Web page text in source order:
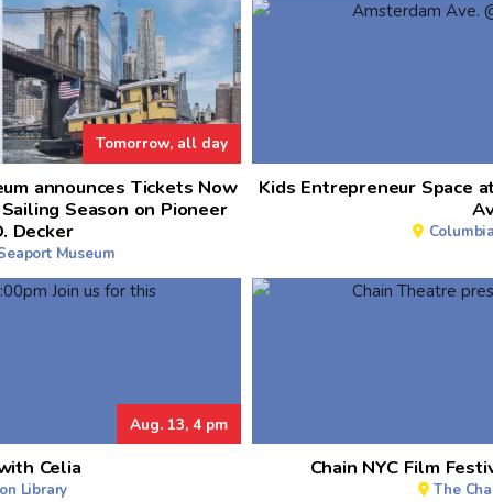
Tomorrow, all day
announces Tickets Now
Season on Pioneer
Decker
Museum
Kids Entrepreneur Space
Aug. 13, 4 pm
Celia
Library
Chain NYC Film
The